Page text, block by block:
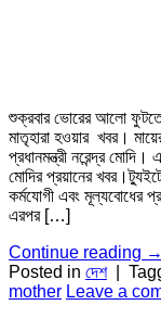
শুক্রবার ভোরের আলো
মাতৃহারা হওয়ার খবর।
প্রধানমন্ত্রী নরেন্দ্র
মোদির প্রয়ানের খবর।ট্যুইটে
কর্মযোগী এবং মূল্যবোধের
এরপর […]
Continue reading →
Posted in দেশ
mother Leave a